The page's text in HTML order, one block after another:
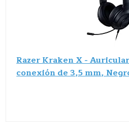
Razer Kraken X -
conexión de 3,5 mm,